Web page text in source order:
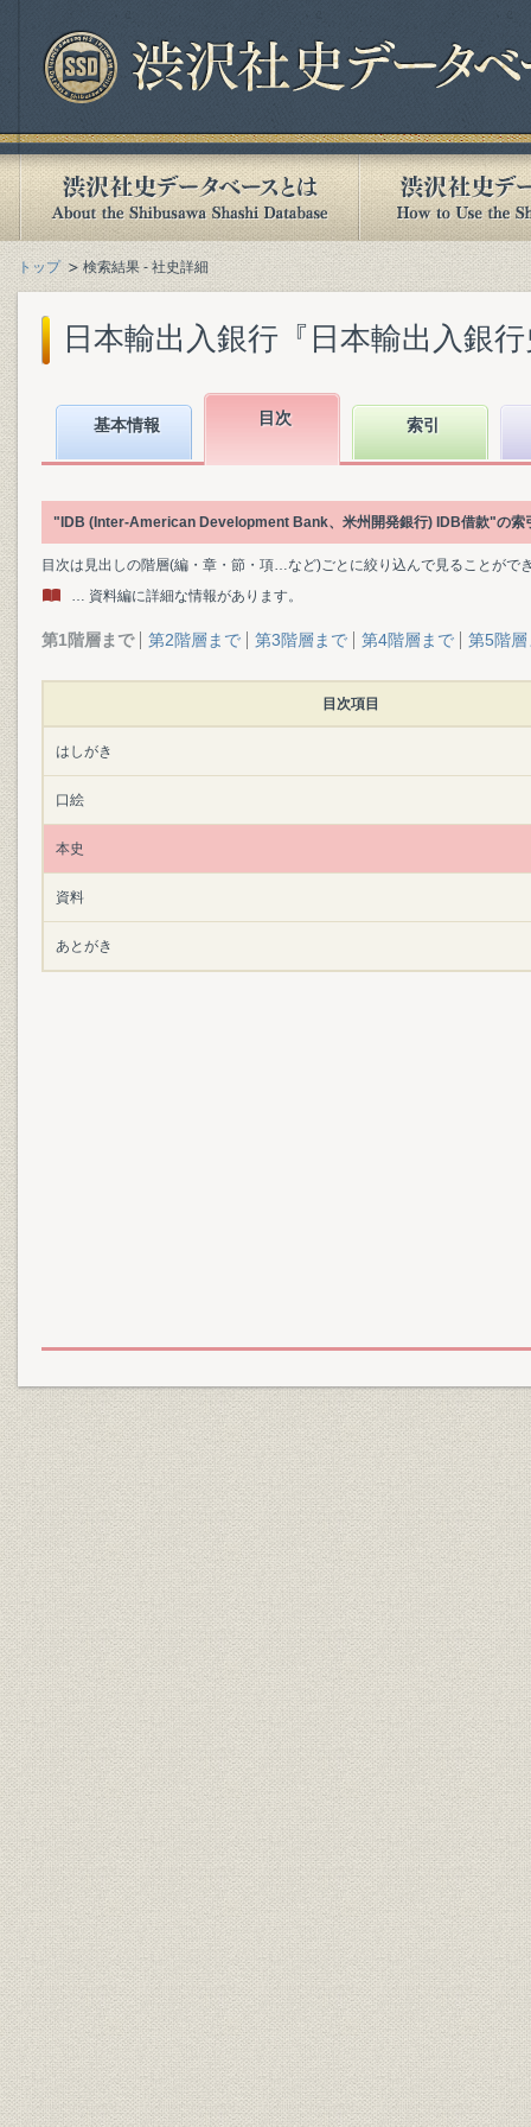
トップ 検索結果 - 社史詳細
日本輸出入銀行『日本輸出入銀
基本情報 目次 索引
"IDB (Inter-American Development Bank、米州開発銀行) IDB借款"の索
目次は見出しの階層(編・章・節・項…など)ごとに絞り込んで見ることがで
… 資料編に詳細な情報があります。
第1階層まで 第2階層まで 第3階層まで 第4階層まで 第5階層
目次項目
はしがき
口絵
本史
資料
あとがき